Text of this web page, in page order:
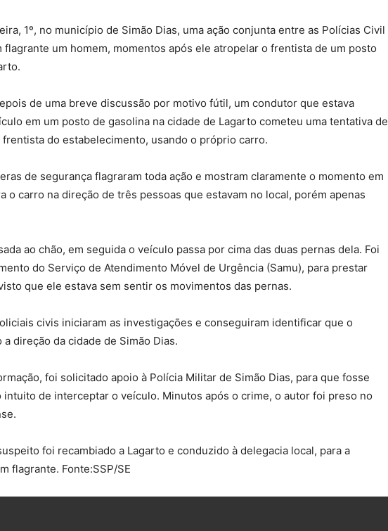
1º, no município de Simão Dias, uma ação conjunta entre as Polícias Civil
um homem, momentos após ele atropelar o frentista de um posto
de uma breve discussão por motivo fútil, um condutor que estava
em um posto de gasolina na cidade de Lagarto cometeu uma tentativa de
do estabelecimento, usando o próprio carro.
de segurança flagraram toda ação e mostram claramente o momento em
o carro na direção de três pessoas que estavam no local, porém apenas
ao chão, em seguida o veículo passa por cima das duas pernas dela. Foi
do Serviço de Atendimento Móvel de Urgência (Samu), para prestar
que ele estava sem sentir os movimentos das pernas.
civis iniciaram as investigações e conseguiram identificar que o
direção da cidade de Simão Dias.
foi solicitado apoio à Polícia Militar de Simão Dias, para que fosse
de interceptar o veículo. Minutos após o crime, o autor foi preso no
foi recambiado a Lagarto e conduzido à delegacia local, para a
flagrante. Fonte:SSP/SE